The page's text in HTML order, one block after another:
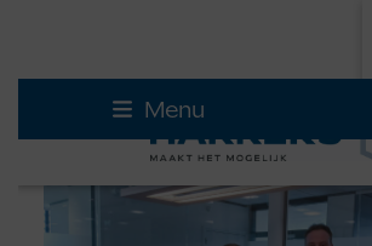
Menu